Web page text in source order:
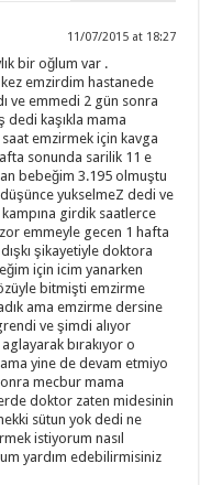
11/07/2015 at 18:27
bir oğlum var .
emzirdim hastanede
ve emmedi 2 gün sonra
dedi kaşıkla mama
emzirmek için kavga
sonunda sarilik 11 e
bebeğim 3.195 olmuştu
yukselmeZ dedi ve
girdik saatlerce
emmeyle gecen 1 hafta
şikayetiyle doktora
için icim yanarken
bitmişti emzirme
ama emzirme dersine
ve şimdi alıyor
bırakıyor o
yine de devam etmiyo
mecbur mama
doktor zaten midesinin
sütun yok dedi ne
istiyorum nasıl
yardım edebilirmisiniz